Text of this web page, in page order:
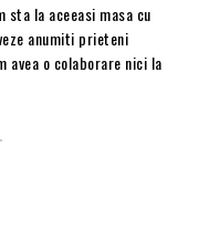
sta la aceeasi masa cu
anumiti prieteni
avea o colaborare nici la